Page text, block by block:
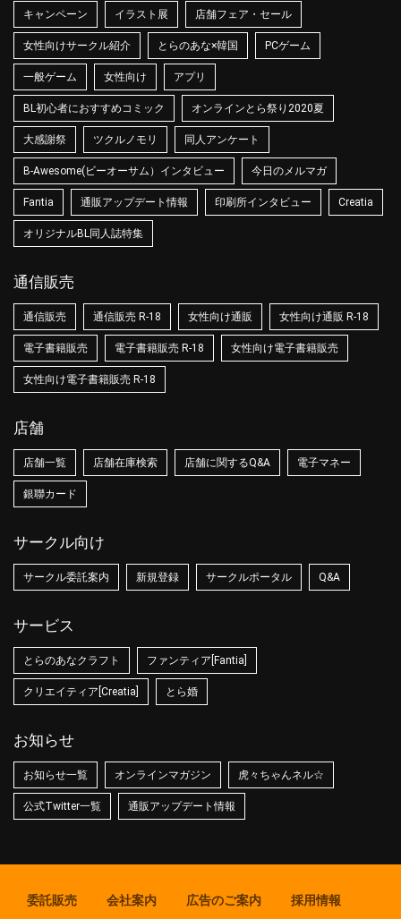
キャンペーン イラスト展 店舗フェア・セール
女性向けサークル紹介 とらのあな×韓国 PCゲーム
一般ゲーム 女性向け アプリ
BL初心者におすすめコミック オンラインとら祭り2020夏
大感謝祭 ツクルノモリ 同人アンケート
B-Awesome(ビーオーサム）インタビュー 今日のメルマガ
Fantia 通販アップデート情報 印刷所インタビュー Creatia
オリジナルBL同人誌特集
通信販売
通信販売 通信販売 R-18 女性向け通販 女性向け通販 R-18
電子書籍販売 電子書籍販売 R-18 女性向け電子書籍販売
女性向け電子書籍販売 R-18
店舗
店舗一覧 店舗在庫検索 店舗に関するQ&A 電子マネー
銀聯カード
サークル向け
サークル委託案内 新規登録 サークルポータル Q&A
サービス
とらのあなクラフト ファンティア[Fantia]
クリエイティア[Creatia] とら婚
お知らせ
お知らせ一覧 オンラインマガジン 虎々ちゃんネル☆
公式Twitter一覧 通販アップデート情報
委託販売 会社案内 広告のご案内 採用情報